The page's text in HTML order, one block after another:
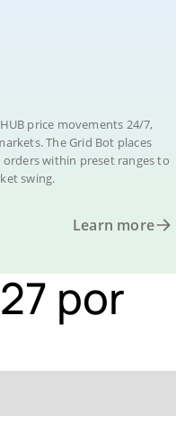
price movements 24/7,
The Grid Bot places
within preset ranges to
swing.
Learn more
por